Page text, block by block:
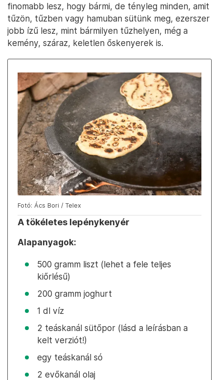
finomabb lesz, hogy bármi, de tényleg minden, amit
tűzön, tűzben vagy hamuban sütünk meg, ezerszer
jobb ízű lesz, mint bármilyen tűzhelyen, még a
kemény, száraz, keletlen őskenyerek is.
Fotó: Ács Bori / Telex
A tökéletes lepénykenyér
Alapanyagok:
500 gramm liszt (lehet a fele teljes
kiőrlésű)
200 gramm joghurt
1 dl víz
2 teáskanál sütőpor (lásd a leírásban a
kelt verziót!)
egy teáskanál só
2 evőkanál olaj